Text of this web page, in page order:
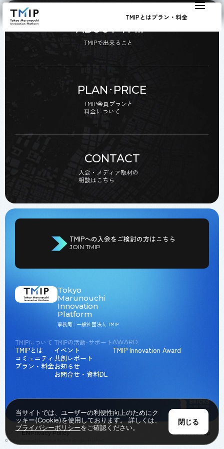
TMIPとはプラン・料金
ABOUT TMIP
TMIPで出来ること
PLAN･PRICE
TMIP会員プランと
料金について
CONTACT
入会・メディア取材の
相談はこちら
TMIPへの入会をご検討の方はこちら
JOIN TMIP
Tokyo
Marunouchi
Innovation
Platform
事務局 : 一般社団法人 TMIP
TMIPについて
TMIPとは
コミュニティ
プラン・料金
TMIPの活動･サポート
イベント
共創レポート
お知らせ
お問合せ・資料DL
AWARD
TMIP Innovation Award
JP ENPrivacy Policy
© Tokyo Marunouchi Innovation Platform all rights reserved.
Back to Top
当サイトでは、ユーザーの利便性向上のためにク
ッキー(Cookie)を使用しております。 詳しくは、
プライバシーポリシーをご確認ください。
閉じる